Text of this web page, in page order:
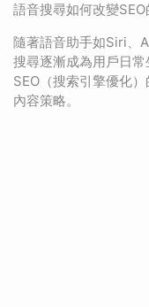
語音搜尋如何改變
隨著語音助手如Siri、
搜尋逐漸成為用戶日
SEO（搜索引擎優化
內容策略。